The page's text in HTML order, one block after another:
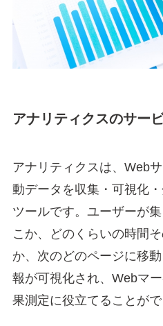
アナリティクスのサー
アナリティクスは、Web
動データを収集・可視化
ツールです。ユーザーが
こか、どのくらいの時間
か、次のどのページに移
報が可視化され、Webマ
果測定に役立てることがで